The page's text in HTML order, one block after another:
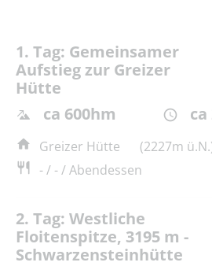
1. Tag: Gemeinsamer
Aufstieg zur Greizer
Hütte
ca 600hm ca
Greizer Hütte
(2227m
- / - / Abendessen
2. Tag: Westliche
Floitenspitze, 3195 m -
Schwarzensteinhütte